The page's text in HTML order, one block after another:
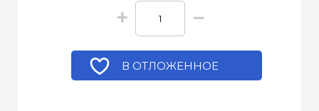
+ −
В ОТЛОЖЕННОЕ